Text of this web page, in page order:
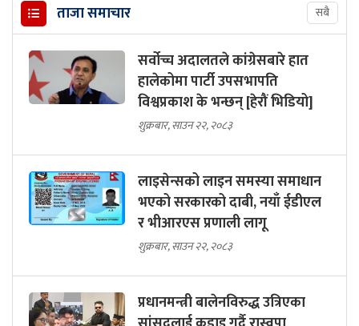
ताजा समाचार सबै
सर्वोच्च अदालतले कांग्रेसबारे हात
हालेकोमा पार्टी उपसभापति
विश्वप्रकाश के भन्छन् [हेरौं भिडियो]
शुक्रबार, साउन २२, २०८३
लाइसेन्सको लाइन समस्या समाधान
भएको सरकारको दाबी, नयाँ ईडीएल
र भीआरएस प्रणाली लागू
शुक्रबार, साउन २२, २०८३
प्रधानमन्त्री बालेनविरुद्ध उत्रिएका